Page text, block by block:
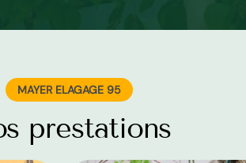
MAYER ELAGAGE 95
prestations